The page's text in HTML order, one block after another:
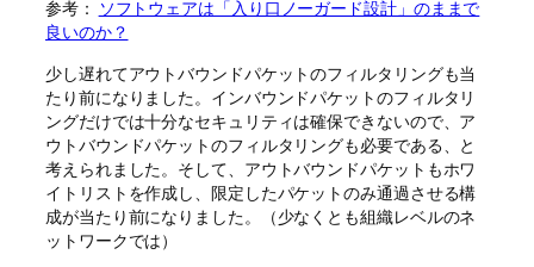
参考： ソフトウェアは「入り口ノーガード設計」のままで
良いのか？
少し遅れてアウトバウンドパケットのフィルタリングも当
たり前になりました。インバウンドパケットのフィルタリ
ングだけでは十分なセキュリティは確保できないので、ア
ウトバウンドパケットのフィルタリングも必要である、と
考えられました。そして、アウトバウンドパケットもホワ
イトリストを作成し、限定したパケットのみ通過させる構
成が当たり前になりました。（少なくとも組織レベルのネ
ットワークでは）